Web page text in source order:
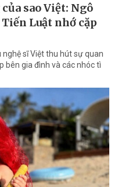
sao Việt: Ngô
Luật nhớ cặp
nghệ sĩ Việt thu hút sự quan
bên gia đình và các nhóc tì